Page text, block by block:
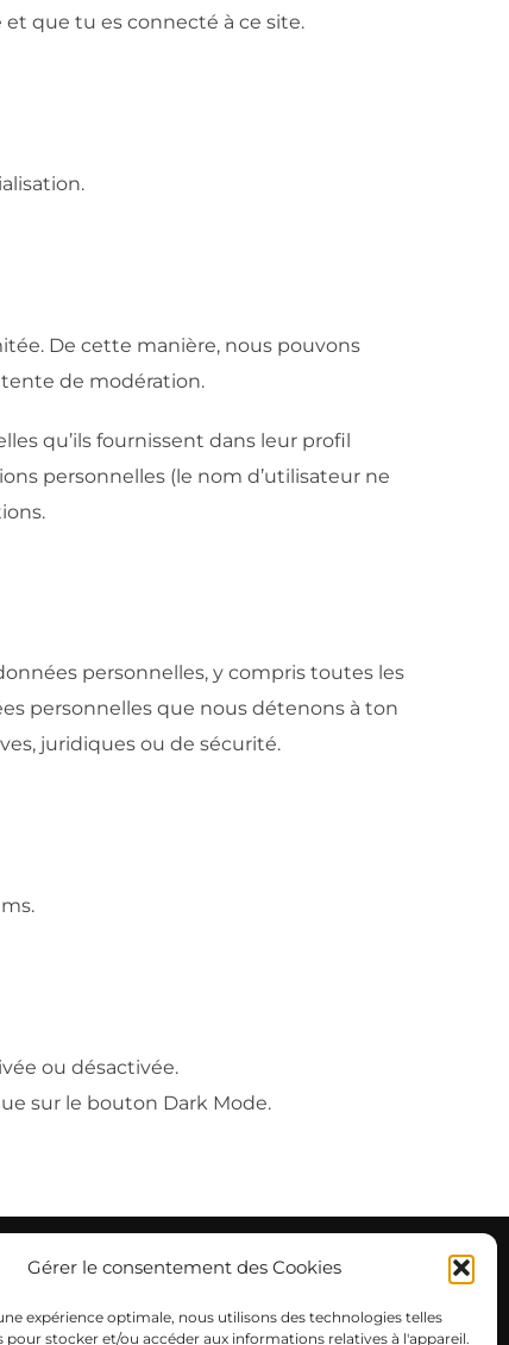
Gérer le consentement des Cookies
expérience optimale, nous utilisons des technologies telles
pour stocker et/ou accéder aux informations relatives à l'appareil.
que tu es connecté à ce site.
De cette manière, nous pouvons
de modération.
qu’ils fournissent dans leur profil
personnelles (le nom d’utilisateur ne
personnelles, y compris toutes les
personnelles que nous détenons à ton
juridiques ou de sécurité.
ou désactivée.
sur le bouton Dark Mode.